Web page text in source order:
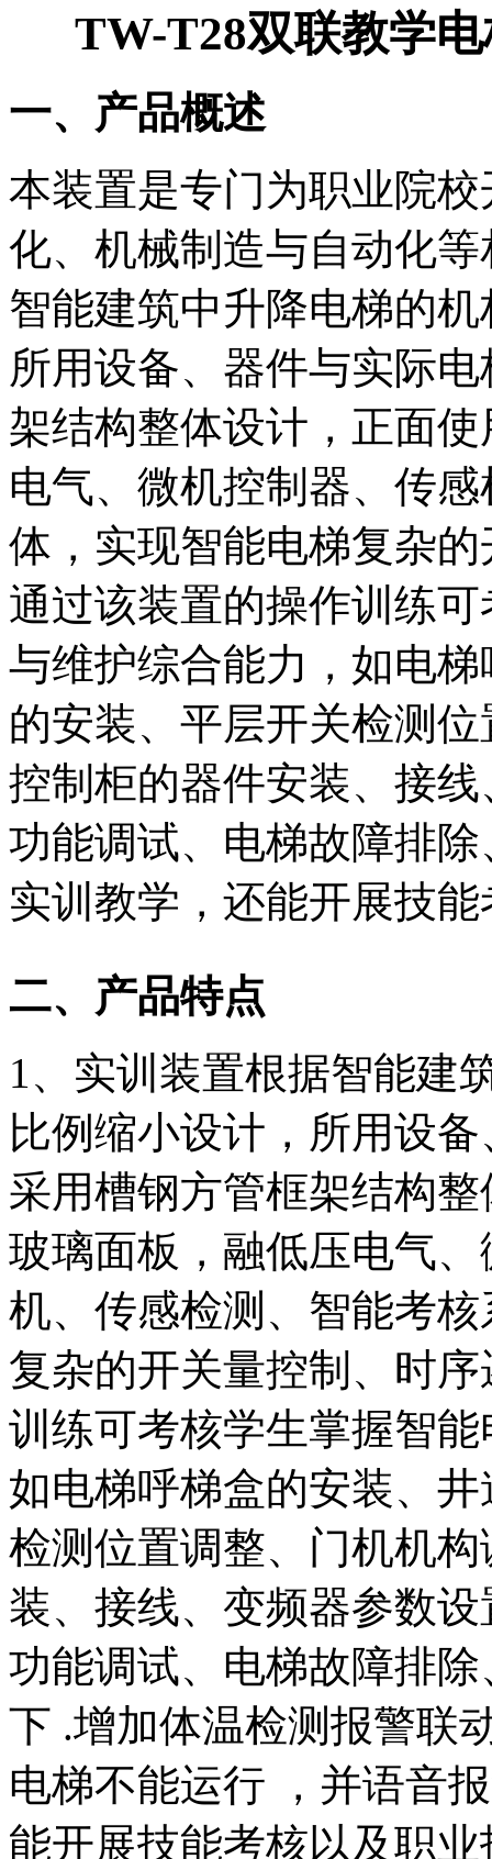
TW-T28双联教学
一、产品概述
本装置是专门为职业院
化、机械制造与自动化
智能建筑中升降电梯的
所用设备、器件与实际
架结构整体设计，正面
电气、微机控制器、传
体，实现智能电梯复杂
通过该装置的操作训练
与维护综合能力，如电
的安装、平层开关检测
控制柜的器件安装、接
功能调试、电梯故障排
实训教学，还能开展技
二、产品特点
1、实训装置根据智能建
比例缩小设计，所用设
采用槽钢方管框架结构
玻璃面板，融低压电气
机、传感检测、智能考
复杂的开关量控制、时
训练可考核学生掌握智
如电梯呼梯盒的安装、
检测位置调整、门机机
装、接线、变频器参数
功能调试、电梯故障排
下 .增加体温检测报警联
电梯不能运行 ，并语音
能开展技能考核以及职